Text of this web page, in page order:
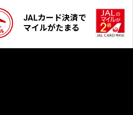
JALカード決済で
マイルがたまる